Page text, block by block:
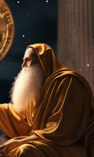
Citations
Citations1